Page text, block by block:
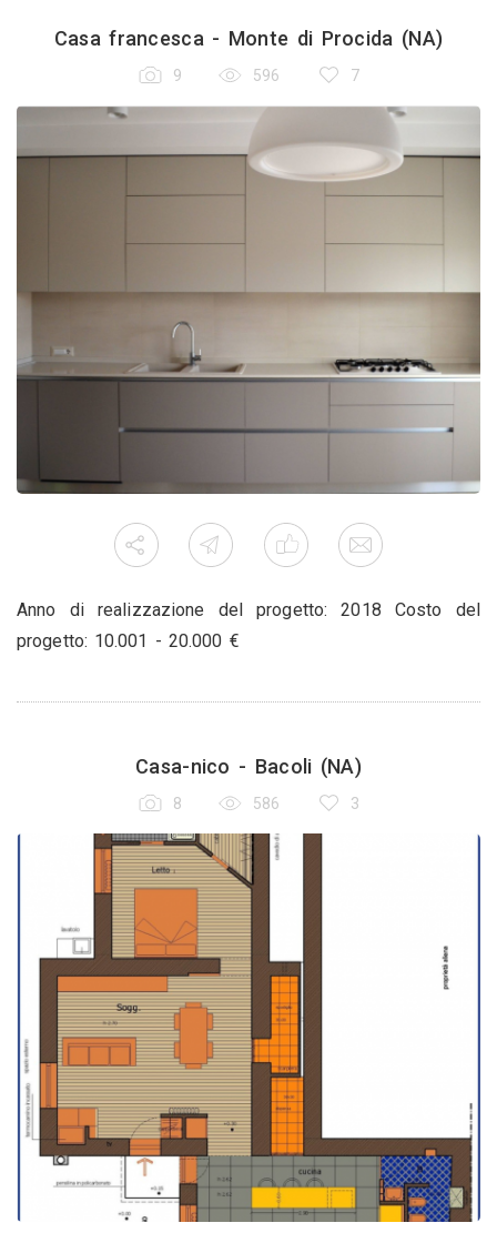
Casa francesca - Monte di Procida (NA)
9 596 7
Anno di realizzazione del progetto: 2018 Costo del
progetto: 10.001 - 20.000 €
Casa-nico - Bacoli (NA)
8 586 3